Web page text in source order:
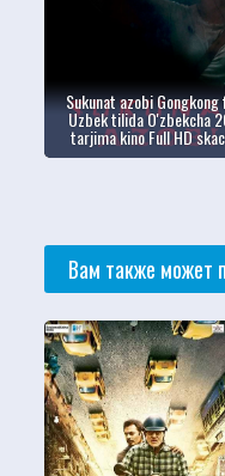
Sukunat azobi
Uzbek tilida O'zbekcha
tarjima kino Full HD
Вам также может